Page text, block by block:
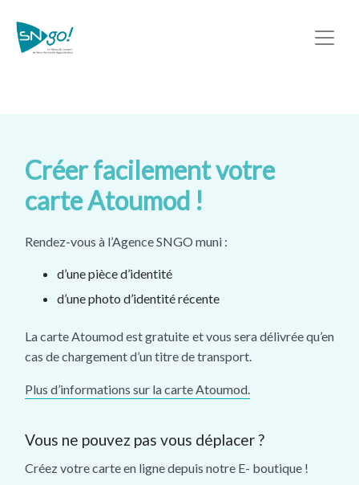
Créer facilement votre
carte Atoumod !
Rendez-vous à l’Agence SNGO muni :
d’une pièce d’identité
d’une photo d’identité récente
La carte Atoumod est gratuite et vous sera délivrée qu’en
cas de chargement d’un titre de transport.
Plus d’informations sur la carte Atoumod.
Vous ne pouvez pas vous déplacer ?
Créez votre carte en ligne depuis notre E- boutique !